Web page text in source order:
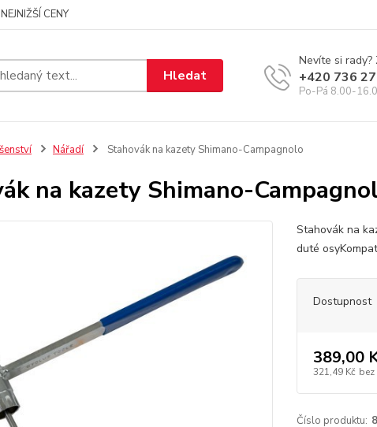
CENY
Hledat
Nevíte si rady?
+420 736
Po-Pá 8.00-
Nářadí Stahovák na kazety Shimano-Campagnolo
na kazety Shimano-
Stahovák na
duté
Dostupnost
389,00
321,49 Kč bez
Číslo produktu: